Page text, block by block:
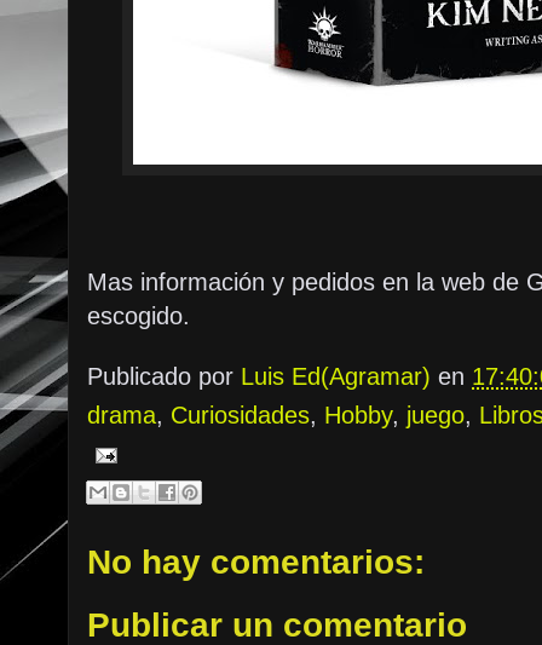
Mas información y pedidos en la web de
escogido.
Publicado por Luis Ed(Agramar) en
drama, Curiosidades, Hobby, juego,
No hay comentarios:
Publicar un comentario